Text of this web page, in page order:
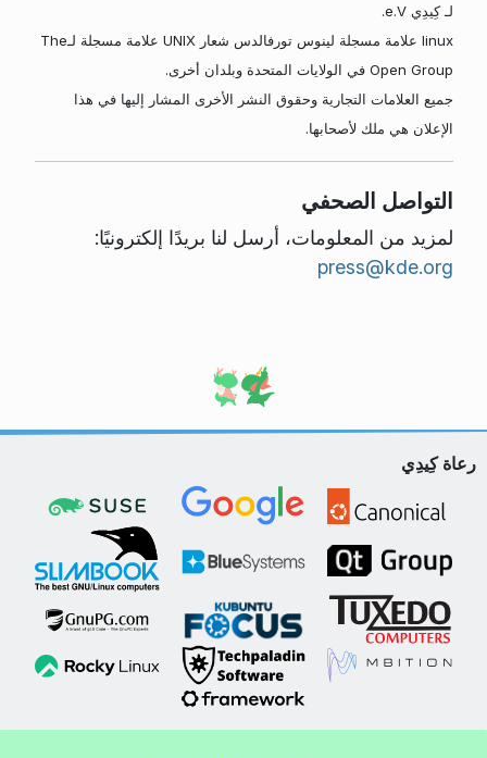
لـ كِيدِي e.V.
linux علامة مسجلة لينوس تورفالدس شعار UNIX علامة مسجلة لـThe
Open Group في الولايات المتحدة وبلدان أخرى.
جميع العلامات التجارية وحقوق النشر الأخرى المشار إليها في هذا
الإعلان هي ملك لأصحابها.
التواصل الصحفي
لمزيد من المعلومات، أرسل لنا بريدًا إلكترونيًا:
press@kde.org
رعاة كِيدِي